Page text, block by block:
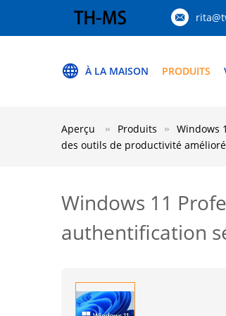
À LA MAISON PRODUITS
Aperçu Produits Windows
des outils de productivité
Windows 11
authentification